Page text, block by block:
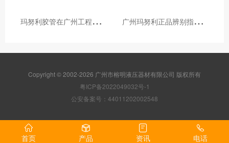
玛
努利胶管在广州工程机械领域的应用案例与效果分析 广
州玛努利正品辨别指南：如何区分原装 Manuli 胶管 / 接头 / 扣压机（代理专业版）
Copyright © 2002-2026 广州市榕明液压器材有限公司 版权所有
粤ICP备2022049032号-1
公安备案号：44011202002548
首页 产品 资讯 电话